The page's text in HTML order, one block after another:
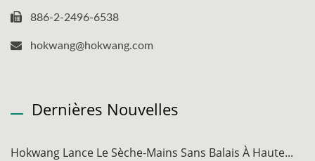
886-2-2496-6538
hokwang@hokwang.com
Dernières Nouvelles
Hokwang Lance Le Sèche-Mains Sans Balais À Haute...